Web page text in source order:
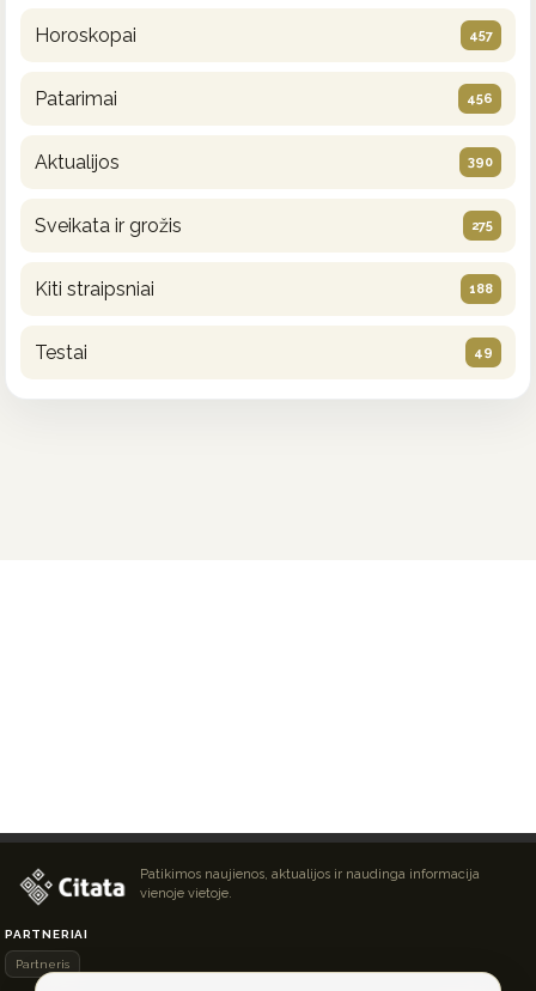
Horoskopai 457
Patarimai 456
Aktualijos 390
Sveikata ir grožis 275
Kiti straipsniai 188
Testai 49
Patikimos naujienos, aktualijos ir naudinga informacija
vienoje vietoje.
PARTNERIAI
Partneris